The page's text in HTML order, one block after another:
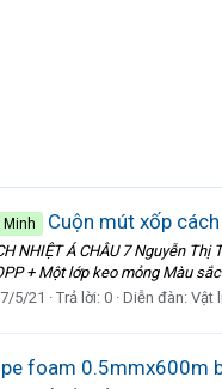
Minh Cuộn mút xốp
NHIỆT Á CHÂU 7 Nguyễn
+ Một lớp keo mỏng Màu
5/21 Trả lời: 0 Diễn đàn: Vật
foam 0.5mmx600m